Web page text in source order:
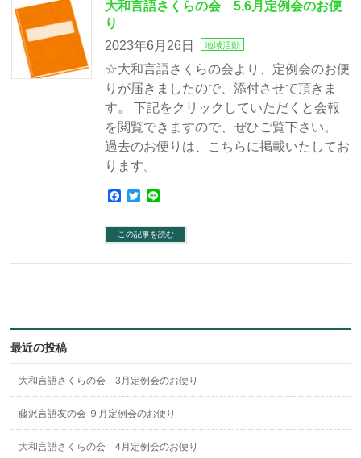
大和言語さくらの会 5,6月定例会のお便
り
2023年6月26日
地域活動
☆大和言語さくらの会より、定例会のお便
りが届きましたので、添付させて頂きま
す。 下記をクリックしていただくと会報
を閲覧できますので、ぜひご覧下さい。
過去のお便りは、こちらに掲載いたしてお
ります。
Facebook
Twitter
この記事を読む
最近の投稿
大和言語さくらの会 3月定例会のお便り
藤沢言語友の会 ９月定例会のお便り
大和言語さくらの会 4月定例会のお便り